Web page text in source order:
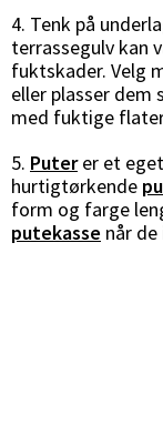
4. Tenk på
terrassegulv kan
fuktskader. Velg
eller plasser
med fuktige
5. Puterer et
hurtigtørkende
form og farge
putekasse når